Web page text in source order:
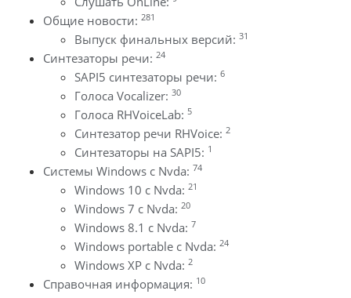
Общие новости: 281
Выпуск финальных версий: 31
Синтезаторы речи: 24
SAPI5 синтезаторы речи: 6
Голоса Vocalizer: 30
Голоса RHVoiceLab: 5
Синтезатор речи RHVoice: 2
Синтезаторы на SAPI5: 1
Системы Windows с Nvda: 74
Windows 10 с Nvda: 21
Windows 7 с Nvda: 20
Windows 8.1 с Nvda: 7
Windows portable с Nvda: 24
Windows XP с Nvda: 2
Справочная информация: 10